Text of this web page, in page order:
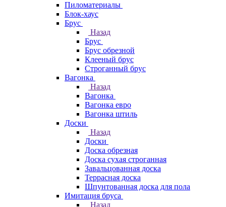
Пиломатериалы
Блок-хаус
Брус
Назад
Брус
Брус обрезной
Клееный брус
Строганный брус
Вагонка
Назад
Вагонка
Вагонка евро
Вагонка штиль
Доски
Назад
Доски
Доска обрезная
Доска сухая строганная
Завальцованная доска
Террасная доска
Шпунтованная доска для пола
Имитация бруса
Назад